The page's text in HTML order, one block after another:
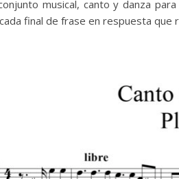
musical, canto y danza
final de frase en respuesta que